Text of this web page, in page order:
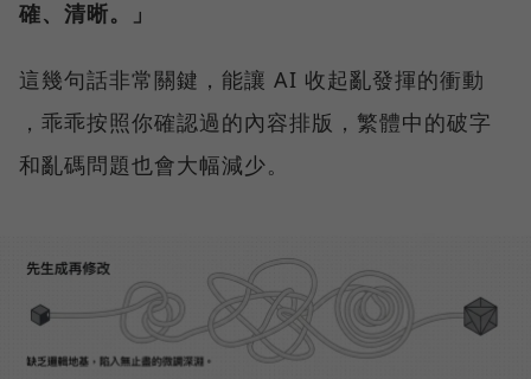
確、清晰。」
這幾句話非常關鍵，能讓 AI 收起亂發揮的衝動
，乖乖按照你確認過的內容排版，繁體中的破字
和亂碼問題也會大幅減少。